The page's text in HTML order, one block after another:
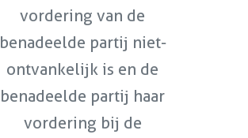
vordering van de
benadeelde partij niet-
ontvankelijk is en de
benadeelde partij haar
vordering bij de